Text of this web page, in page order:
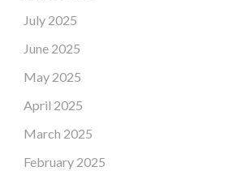
July 2025
June 2025
May 2025
April 2025
March 2025
February 2025